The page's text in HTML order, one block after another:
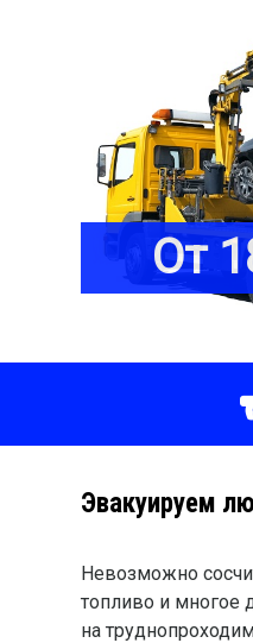
От
Эвакуируем
Невозможно
топливо и многое
на